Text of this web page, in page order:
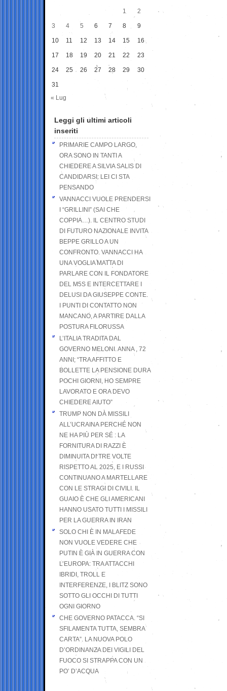
1
2
3 4 5 6 7 8 9
10 11 12 13 14 15 16
17 18 19 20 21 22 23
24 25 26 27 28 29 30
31
« Lug
Leggi gli ultimi articoli
inseriti
PRIMARIE CAMPO LARGO,
ORA SONO IN TANTI A
CHIEDERE A SILVIA SALIS DI
CANDIDARSI: LEI CI STA
PENSANDO
VANNACCI VUOLE PRENDERSI
I “GRILLINI” (SAI CHE
COPPIA…). IL CENTRO STUDI
DI FUTURO NAZIONALE INVITA
BEPPE GRILLO A UN
CONFRONTO. VANNACCI HA
UNA VOGLIA MATTA DI
PARLARE CON IL FONDATORE
DEL M5S E INTERCETTARE I
DELUSI DA GIUSEPPE CONTE.
I PUNTI DI CONTATTO NON
MANCANO, A PARTIRE DALLA
POSTURA FILORUSSA
L’ITALIA TRADITA DAL
GOVERNO MELONI. ANNA , 72
ANNI; “TRA AFFITTO E
BOLLETTE LA PENSIONE DURA
POCHI GIORNI, HO SEMPRE
LAVORATO E ORA DEVO
CHIEDERE AIUTO”
TRUMP NON DÀ MISSILI
ALL’UCRAINA PERCHÉ NON
NE HA PIÙ PER SÉ : LA
FORNITURA DI RAZZI È
DIMINUITA DI TRE VOLTE
RISPETTO AL 2025, E I RUSSI
CONTINUANO A MARTELLARE
CON LE STRAGI DI CIVILI. IL
GUAIO È CHE GLI AMERICANI
HANNO USATO TUTTI I MISSILI
PER LA GUERRA IN IRAN
SOLO CHI È IN MALAFEDE
NON VUOLE VEDERE CHE
PUTIN È GIÀ IN GUERRA CON
L’EUROPA: TRA ATTACCHI
IBRIDI, TROLL E
INTERFERENZE, I BLITZ SONO
SOTTO GLI OCCHI DI TUTTI
OGNI GIORNO
CHE GOVERNO PATACCA. “SI
SFILAMENTA TUTTA, SEMBRA
CARTA”. LA NUOVA POLO
D’ORDINANZA DEI VIGILI DEL
FUOCO SI STRAPPA CON UN
PO’ D’ACQUA